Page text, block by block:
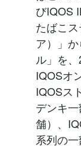
びIQOS
たばこ
ア）」
ル」を、
IQOSオ
IQOSス
デンキ
舗）、
系列の